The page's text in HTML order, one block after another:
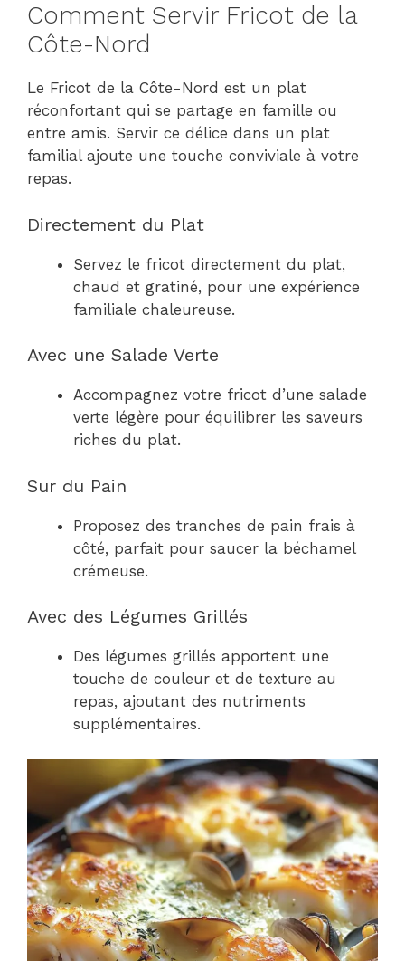
Comment Servir Fricot de la
Côte-Nord
Le Fricot de la Côte-Nord est un plat
réconfortant qui se partage en famille ou
entre amis. Servir ce délice dans un plat
familial ajoute une touche conviviale à votre
repas.
Directement du Plat
Servez le fricot directement du plat,
chaud et gratiné, pour une expérience
familiale chaleureuse.
Avec une Salade Verte
Accompagnez votre fricot d’une salade
verte légère pour équilibrer les saveurs
riches du plat.
Sur du Pain
Proposez des tranches de pain frais à
côté, parfait pour saucer la béchamel
crémeuse.
Avec des Légumes Grillés
Des légumes grillés apportent une
touche de couleur et de texture au
repas, ajoutant des nutriments
supplémentaires.